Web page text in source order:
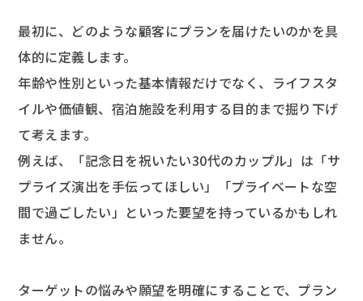
最初に、どのような顧客にプランを届けたいのかを具
体的に定義します。
年齢や性別といった基本情報だけでなく、ライフスタ
イルや価値観、宿泊施設を利用する目的まで掘り下げ
て考えます。
例えば、「記念日を祝いたい30代のカップル」は「サ
プライズ演出を手伝ってほしい」「プライベートな空
間で過ごしたい」といった要望を持っているかもしれ
ません。
ターゲットの悩みや願望を明確にすることで、プラン